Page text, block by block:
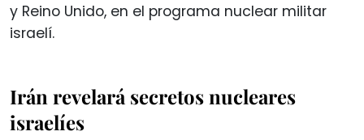
y Reino Unido, en el programa nuclear militar
israelí.
Irán revelará secretos nucleares
israelíes